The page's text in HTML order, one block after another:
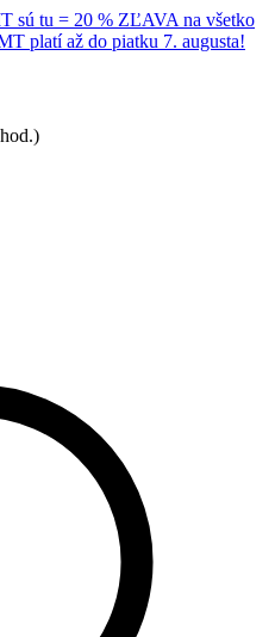
sú tu = 20 % ZĽAVA na všetko
platí až do piatku 7. augusta!
)